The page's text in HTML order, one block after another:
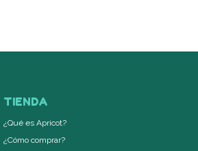
TIENDA
¿Qué es Apricot?
¿Cómo comprar?